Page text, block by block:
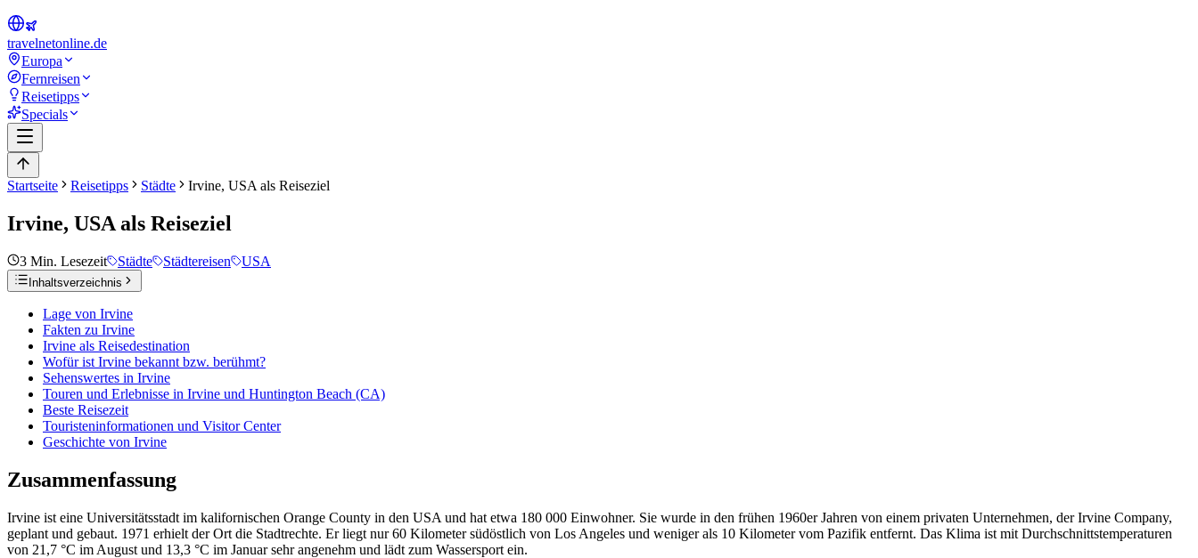
travelnetonline.de
Europa
Fernreisen
Reisetipps
Specials
Startseite Reisetipps Städte Irvine, USA als Reiseziel
Irvine, USA als Reiseziel
3 Min. Lesezeit Städte Städtereisen USA
Inhaltsverzeichnis
Lage von Irvine
Fakten zu Irvine
Irvine als Reisedestination
Wofür ist Irvine bekannt bzw. berühmt?
Sehenswertes in Irvine
Touren und Erlebnisse in Irvine und Huntington Beach (CA)
Beste Reisezeit
Touristeninformationen und Visitor Center
Geschichte von Irvine
Zusammenfassung
Irvine ist eine Universitätsstadt im kalifornischen Orange County in den USA und hat etwa 180 000 Einwohner. Sie wurde in den frühen 1960er Jahren von einem privaten Unternehmen, der Irvine Company,
geplant und gebaut. 1971 erhielt der Ort die Stadtrechte. Er liegt nur 60 Kilometer südöstlich von Los Angeles und weniger als 10 Kilometer vom Pazifik entfernt. Das Klima ist mit Durchschnittstemperaturen
von 21,7 °C im August und 13,3 °C im Januar sehr angenehm und lädt zum Wassersport ein.